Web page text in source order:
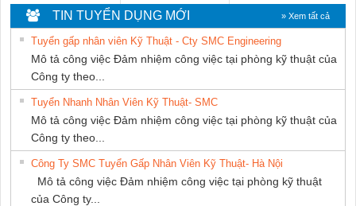
Ba Miền
DỊCH VỤ KỸ
THUẬT ĐIỆN CƠ
GIA HƯNG
PHÁT
KTECH VIỆT
NAM
TIN TUYỂN DỤNG MỚI » Xem tất cả
Tuyển gấp nhân viên Kỹ Thuật - Cty SMC Engineering
Mô tả công việc Đảm nhiệm công việc tại phòng kỹ thuật của
Công ty theo...
Tuyển Nhanh Nhân Viên Kỹ Thuật- SMC
Mô tả công việc Đảm nhiệm công việc tại phòng kỹ thuật của
Công ty theo...
Công Ty SMC Tuyển Gấp Nhân Viên Kỹ Thuật- Hà Nội
Mô tả công việc Đảm nhiệm công việc tại phòng kỹ thuật
của Công ty...